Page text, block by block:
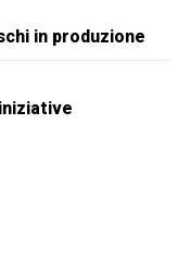
in produzione